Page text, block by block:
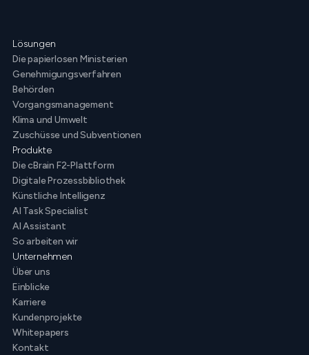
Lösungen
Die papierlosen Ministerien
Genehmigungsverfahren
Behörden
Vorgangsmanagement
Klima und Umwelt
Zuschüsse und Subventionen
Produkte
Die cBrain F2-Plattform
Digitale Prozessbibliothek
Künstliche Intelligenz
AI Task Specialist
AI Assistant
So arbeiten wir
Unternehmen
Über uns
Einblicke
Karriere
Kundenprojekte
Whitepapers
Kontakt